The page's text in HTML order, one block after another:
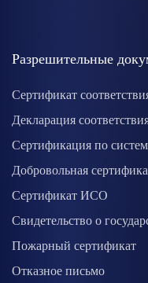
Разрешительные
Сертификат
Декларация
Сертификация по
Добровольная
Сертификат ИСО
Свидетельство о
Пожарный сертификат
Отказное письмо